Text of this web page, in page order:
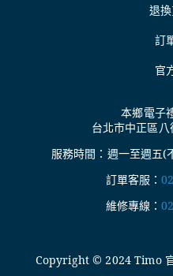
退
訂
官
本鄉電子
台北市中正區
服務時間：週一至週五
訂單客服：
維修專線：
Copyright © 2024 Timo